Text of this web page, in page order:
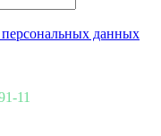
данных
11